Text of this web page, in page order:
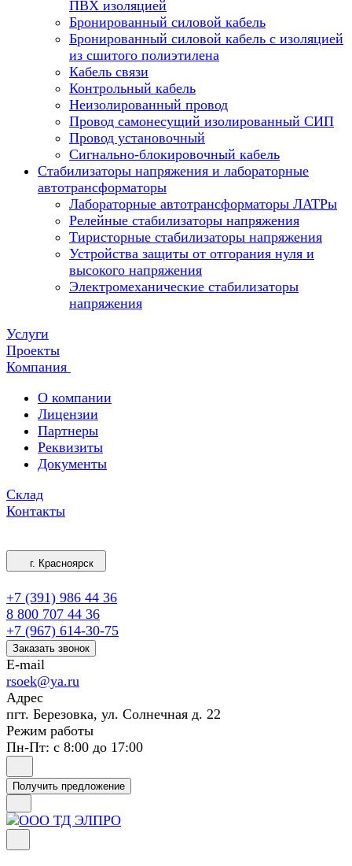
ПВХ изоляцией
Бронированный силовой кабель
Бронированный силовой кабель с изоляцией
из сшитого полиэтилена
Кабель связи
Контрольный кабель
Неизолированный провод
Провод самонесущий изолированный СИП
Провод установочный
Сигнально-блокировочный кабель
Стабилизаторы напряжения и лабораторные
автотрансформаторы
Лабораторные автотрансформаторы ЛАТРы
Релейные стабилизаторы напряжения
Тиристорные стабилизаторы напряжения
Устройства защиты от отгорания нуля и
высокого напряжения
Электромеханические стабилизаторы
напряжения
Услуги
Проекты
Компания
О компании
Лицензии
Партнеры
Реквизиты
Документы
Склад
Контакты
г. Красноярск
+7 (391) 986 44 36
8 800 707 44 36
+7 (967) 614-30-75
Заказать звонок
E-mail
rsoek@ya.ru
Адрес
пгт. Березовка, ул. Солнечная д. 22
Режим работы
Пн-Пт: с 8:00 до 17:00
Получить предложение